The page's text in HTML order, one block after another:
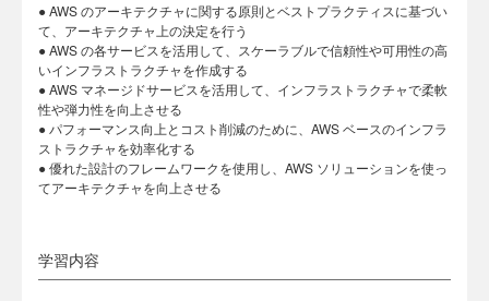
● AWS のアーキテクチャに関する原則とベストプラクティスに基づい
て、アーキテクチャ上の決定を行う
● AWS の各サービスを活用して、スケーラブルで信頼性や可用性の高
いインフラストラクチャを作成する
● AWS マネージドサービスを活用して、インフラストラクチャで柔軟
性や弾力性を向上させる
● パフォーマンス向上とコスト削減のために、AWS ベースのインフラ
ストラクチャを効率化する
● 優れた設計のフレームワークを使用し、AWS ソリューションを使っ
てアーキテクチャを向上させる
学習内容